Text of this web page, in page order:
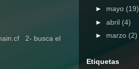
2- busca el
► mayo (19)
► abril (4)
► marzo (2)
Etiquetas